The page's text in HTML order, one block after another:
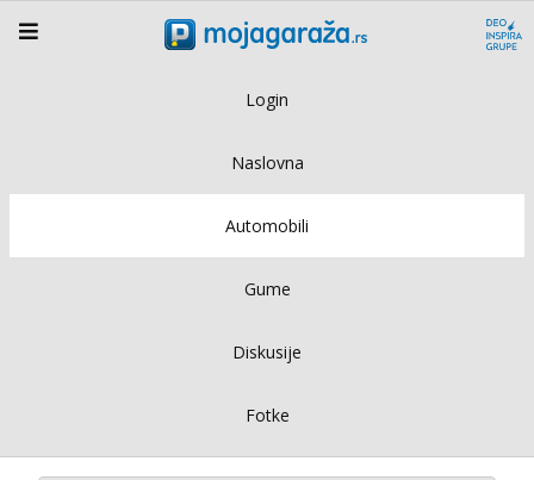
Login
Naslovna
Automobili
Gume
Diskusije
Fotke